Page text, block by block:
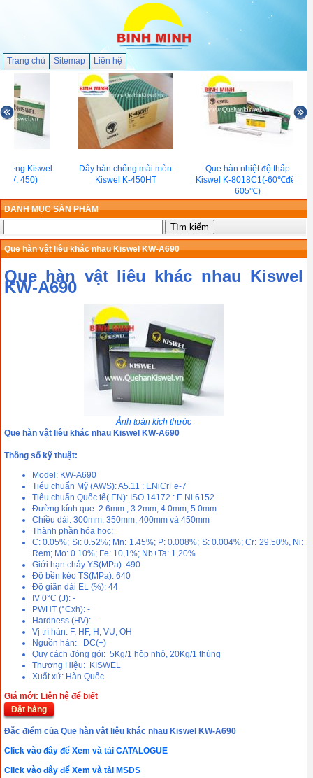
Trang chủ Sitemap Liên hệ
cứng Kiswel
450)
Dây hàn chống mài mòn
Kiswel K-450HT
Que hàn nhiệt độ thấp
Kiswel K-8018C1(-60℃đến
605℃)
DANH MỤC SẢN PHẨM
Que hàn vật liêu khác nhau Kiswel KW-A690
Que hàn vật liêu khác nhau Kiswel
KW-A690
Ảnh toàn kích thước
Que hàn vật liêu khác nhau Kiswel KW-A690
Thông số kỹ thuật:
Model: KW-A690
Tiểu chuẩn Mỹ (AWS): A5.11 : ENiCrFe-7
Tiêu chuẩn Quốc tế( EN): ISO 14172 : E Ni 6152
Đường kính que: 2.6mm , 3.2mm, 4.0mm, 5.0mm
Chiều dài: 300mm, 350mm, 400mm và 450mm
Thành phần hóa học:
C: 0.05%; Si: 0.52%; Mn: 1.45%; P: 0.008%; S: 0.004%; Cr: 29.50%, Ni:
Rem; Mo: 0.10%; Fe: 10,1%; Nb+Ta: 1,20%
Giới hạn chảy YS(MPa): 490
Độ bền kéo TS(MPa): 640
Độ giãn dài EL (%): 44
IV 0°C (J): -
PWHT (°Cxh): -
Hardness (HV): -
Vị trí hàn: F, HF, H, VU, OH
Nguồn hàn: DC(+)
Quy cách đóng gói: 5Kg/1 hộp nhỏ, 20Kg/1 thùng
Thương Hiệu: KISWEL
Xuất xứ: Hàn Quốc
Giá mới: Liên hệ để biết
Đặt hàng
Đặc điểm của Que hàn vật liêu khác nhau Kiswel KW-A690
Click vào đây để Xem và tải CATALOGUE
Click vào đây để Xem và tải MSDS